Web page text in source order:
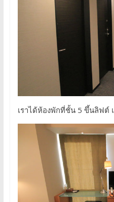
เราได้ห้องพักที่ชั้น 5 ขึ้นลิฟต์